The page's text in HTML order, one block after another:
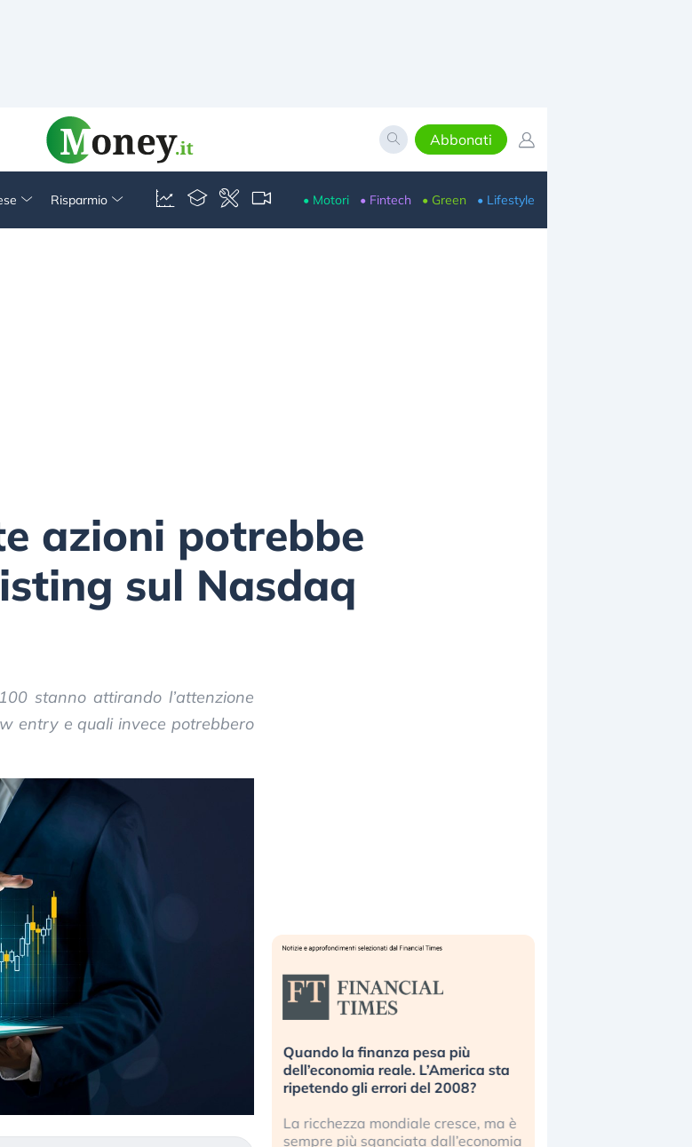
Abbonati
Risparmio • Motori • Fintech • Green • Lifestyle
azioni potrebbe
sul Nasdaq
stanno attirando l’attenzione
entry e quali invece potrebbero
«La mia vita è rovinata». Investitori
in preda al panico dopo lo scoppio
della bolla AI
Kospi, mentre gli investitori retail (…)
Quando la finanza pesa più
dell’economia reale. L’America sta
ripetendo gli errori del 2008?
La ricchezza mondiale cresce, ma è
sempre più sganciata dall’economia